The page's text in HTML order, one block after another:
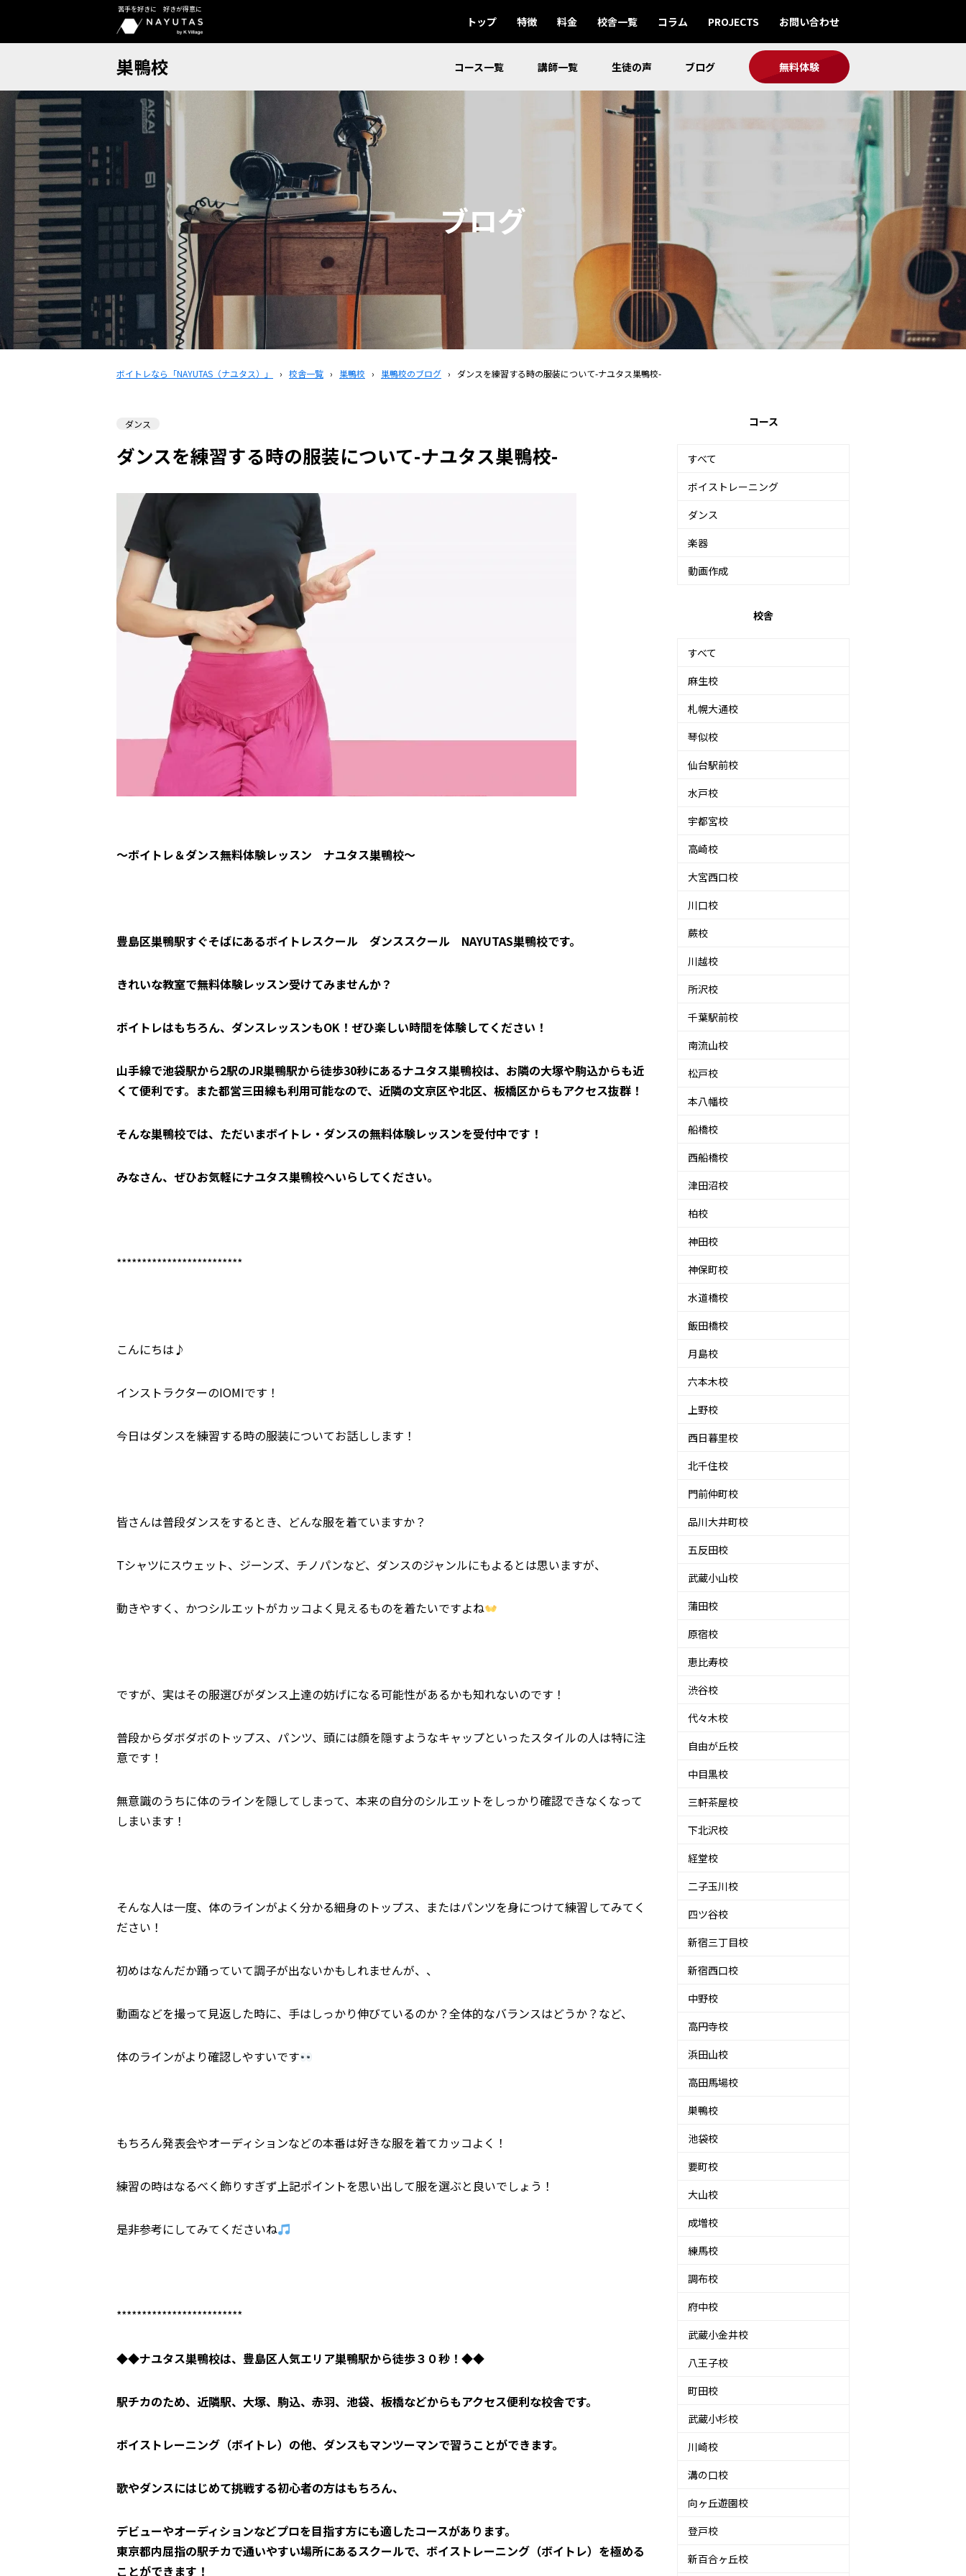
苦手を好きに 好きが得意に
トップ 特徴 料金 校舎一覧 コラム PROJECTS お問い合わせ
巣鴨校 コース一覧 講師一覧 生徒の声 ブログ 無料体験
ブログ
ボイトレなら「NAYUTAS（ナユタス）」 › 校舎一覧 › 巣鴨校 › 巣鴨校のブログ › ダンスを練習する時の服装について-ナユタス巣鴨校-
ダンス
ダンスを練習する時の服装について-ナユタス巣鴨校-
～ボイトレ＆ダンス無料体験レッスン ナユタス巣鴨校～
豊島区巣鴨駅すぐそばにあるボイトレスクール ダンススクール NAYUTAS巣鴨校です。
きれいな教室で無料体験レッスン受けてみませんか？
ボイトレはもちろん、ダンスレッスンもOK！ぜひ楽しい時間を体験してください！
山手線で池袋駅から2駅のJR巣鴨駅から徒歩30秒にあるナユタス巣鴨校は、お隣の大塚や駒込からも近
くて便利です。また都営三田線も利用可能なので、近隣の文京区や北区、板橋区からもアクセス抜群！
そんな巣鴨校では、ただいまボイトレ・ダンスの無料体験レッスンを受付中です！
みなさん、ぜひお気軽にナユタス巣鴨校へいらしてください。
*************************
こんにちは♪
インストラクターのIOMIです！
今日はダンスを練習する時の服装についてお話しします！
皆さんは普段ダンスをするとき、どんな服を着ていますか？
Tシャツにスウェット、ジーンズ、チノパンなど、ダンスのジャンルにもよるとは思いますが、
動きやすく、かつシルエットがカッコよく見えるものを着たいですよね
ですが、実はその服選びがダンス上達の妨げになる可能性があるかも知れないのです！
普段からダボダボのトップス、パンツ、頭には顔を隠すようなキャップといったスタイルの人は特に注
意です！
無意識のうちに体のラインを隠してしまって、本来の自分のシルエットをしっかり確認できなくなって
しまいます！
そんな人は一度、体のラインがよく分かる細身のトップス、またはパンツを身につけて練習してみてく
ださい！
初めはなんだか踊っていて調子が出ないかもしれませんが、、
動画などを撮って見返した時に、手はしっかり伸びているのか？全体的なバランスはどうか？など、
体のラインがより確認しやすいです
もちろん発表会やオーディションなどの本番は好きな服を着てカッコよく！
練習の時はなるべく飾りすぎず上記ポイントを思い出して服を選ぶと良いでしょう！
是非参考にしてみてくださいね
*************************
◆◆ナユタス巣鴨校は、豊島区人気エリア巣鴨駅から徒歩３０秒！◆◆
駅チカのため、近隣駅、大塚、駒込、赤羽、池袋、板橋などからもアクセス便利な校舎です。
ボイストレーニング（ボイトレ）の他、ダンスもマンツーマンで習うことができます。
歌やダンスにはじめて挑戦する初心者の方はもちろん、
デビューやオーディションなどプロを目指す方にも適したコースがあります。
東京都内屈指の駅チカで通いやすい場所にあるスクールで、ボイストレーニング（ボイトレ）を極める
ことができます！
コース
すべて
ボイストレーニング
ダンス
楽器
動画作成
校舎
すべて
麻生校
札幌大通校
琴似校
仙台駅前校
水戸校
宇都宮校
高崎校
大宮西口校
川口校
蕨校
川越校
所沢校
千葉駅前校
南流山校
松戸校
本八幡校
船橋校
西船橋校
津田沼校
柏校
神田校
神保町校
水道橋校
飯田橋校
月島校
六本木校
上野校
西日暮里校
北千住校
門前仲町校
品川大井町校
五反田校
武蔵小山校
蒲田校
原宿校
恵比寿校
渋谷校
代々木校
自由が丘校
中目黒校
三軒茶屋校
下北沢校
経堂校
二子玉川校
四ツ谷校
新宿三丁目校
新宿西口校
中野校
高円寺校
浜田山校
高田馬場校
巣鴨校
池袋校
要町校
大山校
成増校
練馬校
調布校
府中校
武蔵小金井校
八王子校
町田校
武蔵小杉校
川崎校
溝の口校
向ヶ丘遊園校
登戸校
新百合ヶ丘校